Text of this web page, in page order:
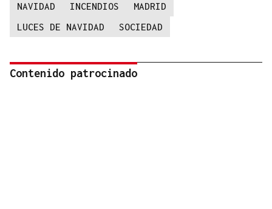
NAVIDAD INCENDIOS
MADRID
LUCES DE NAVIDAD
SOCIEDAD
Contenido patrocinado